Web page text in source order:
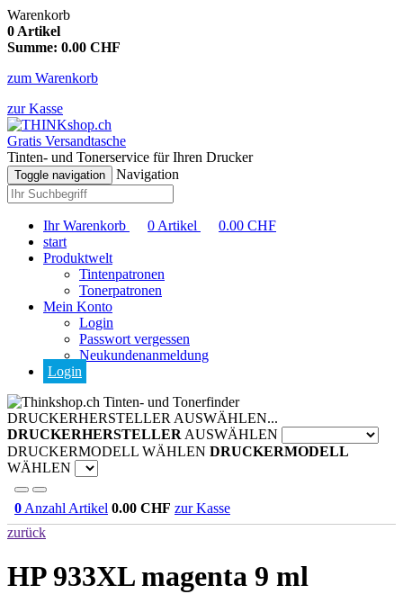
Warenkorb
0 Artikel
Summe: 0.00 CHF
zum Warenkorb
zur Kasse
Gratis Versandtasche
Tinten- und Tonerservice für Ihren Drucker
Toggle navigation Navigation
Ihr Warenkorb 0 Artikel 0.00 CHF
start
Produktwelt
Tintenpatronen
Tonerpatronen
Mein Konto
Login
Passwort vergessen
Neukundenanmeldung
Login
Tinten- und Tonerfinder
DRUCKERHERSTELLER AUSWÄHLEN...
DRUCKERHERSTELLER AUSWÄHLEN
DRUCKERMODELL WÄHLEN DRUCKERMODELL
WÄHLEN
0 Anzahl Artikel 0.00 CHF zur Kasse
zurück
HP 933XL magenta 9 ml